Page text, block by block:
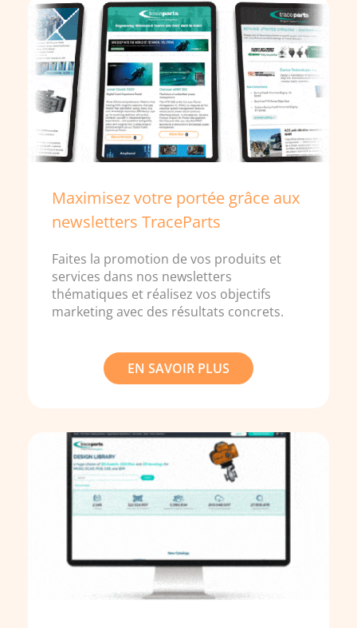
Maximisez votre portée grâce aux
newsletters TraceParts
Faites la promotion de vos produits et
services dans nos newsletters
thématiques et réalisez vos objectifs
marketing avec des résultats concrets.
EN SAVOIR PLUS